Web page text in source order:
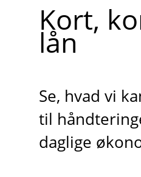
Kort,
lån
Se, hvad vi
til
daglige